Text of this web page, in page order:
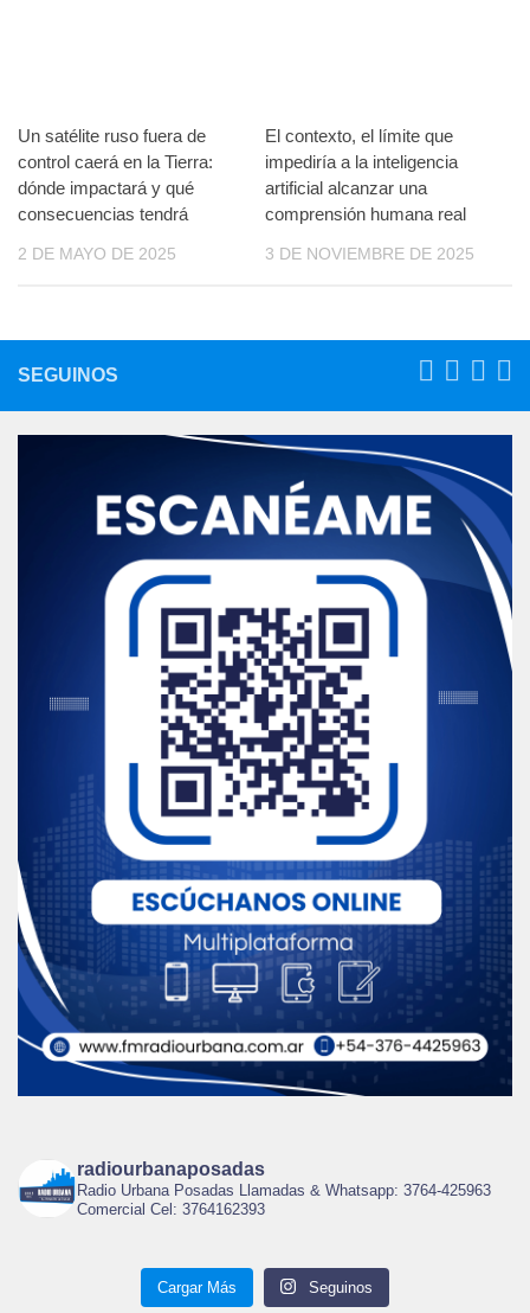
Un satélite ruso fuera de
control caerá en la Tierra:
dónde impactará y qué
consecuencias tendrá
2 DE MAYO DE 2025
El contexto, el límite que
impediría a la inteligencia
artificial alcanzar una
comprensión humana real
3 DE NOVIEMBRE DE 2025
SEGUINOS
radiourbanaposadas
Radio Urbana Posadas Llamadas & Whatsapp: 3764-425963
Comercial Cel: 3764162393
Cargar Más Seguinos